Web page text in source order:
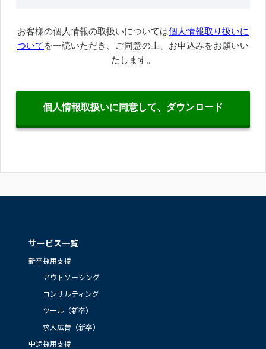
サービス一覧
新卒採用支援
アウトソーシング
コンサルティング
ツール（新卒）
求人広告（新卒）
中途採用支援